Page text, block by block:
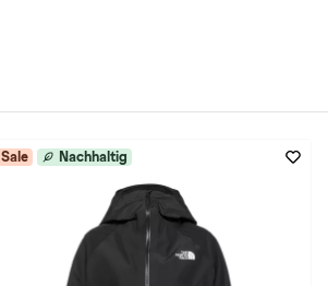
Sale Nachhaltig